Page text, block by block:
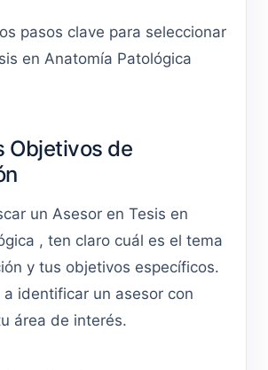
pasos clave para seleccionar
en Anatomía Patológica
Objetivos de
un Asesor en Tesis en
, ten claro cuál es el tema
y tus objetivos específicos.
identificar un asesor con
área de interés.